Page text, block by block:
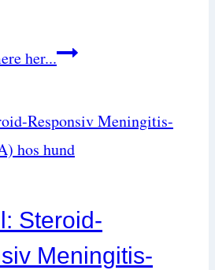
her...Basic
Kaniners
sygdomme
hemmelige
hints
Steroid-
Meningitis-